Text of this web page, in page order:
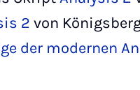
2 von
der modernen